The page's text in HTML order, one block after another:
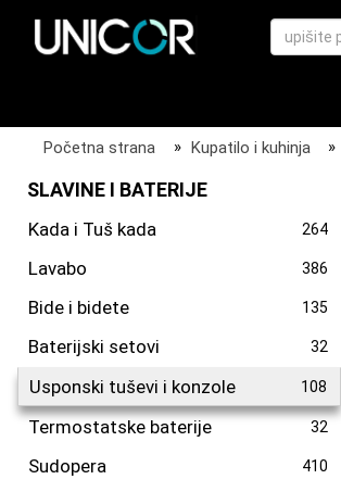
Početna strana » Kupatilo i kuhinja »
SLAVINE I BATERIJE
Kada i Tuš kada 264
Lavabo 386
Bide i bidete 135
Baterijski setovi 32
Usponski tuševi i konzole 108
Termostatske baterije 32
Sudopera 410